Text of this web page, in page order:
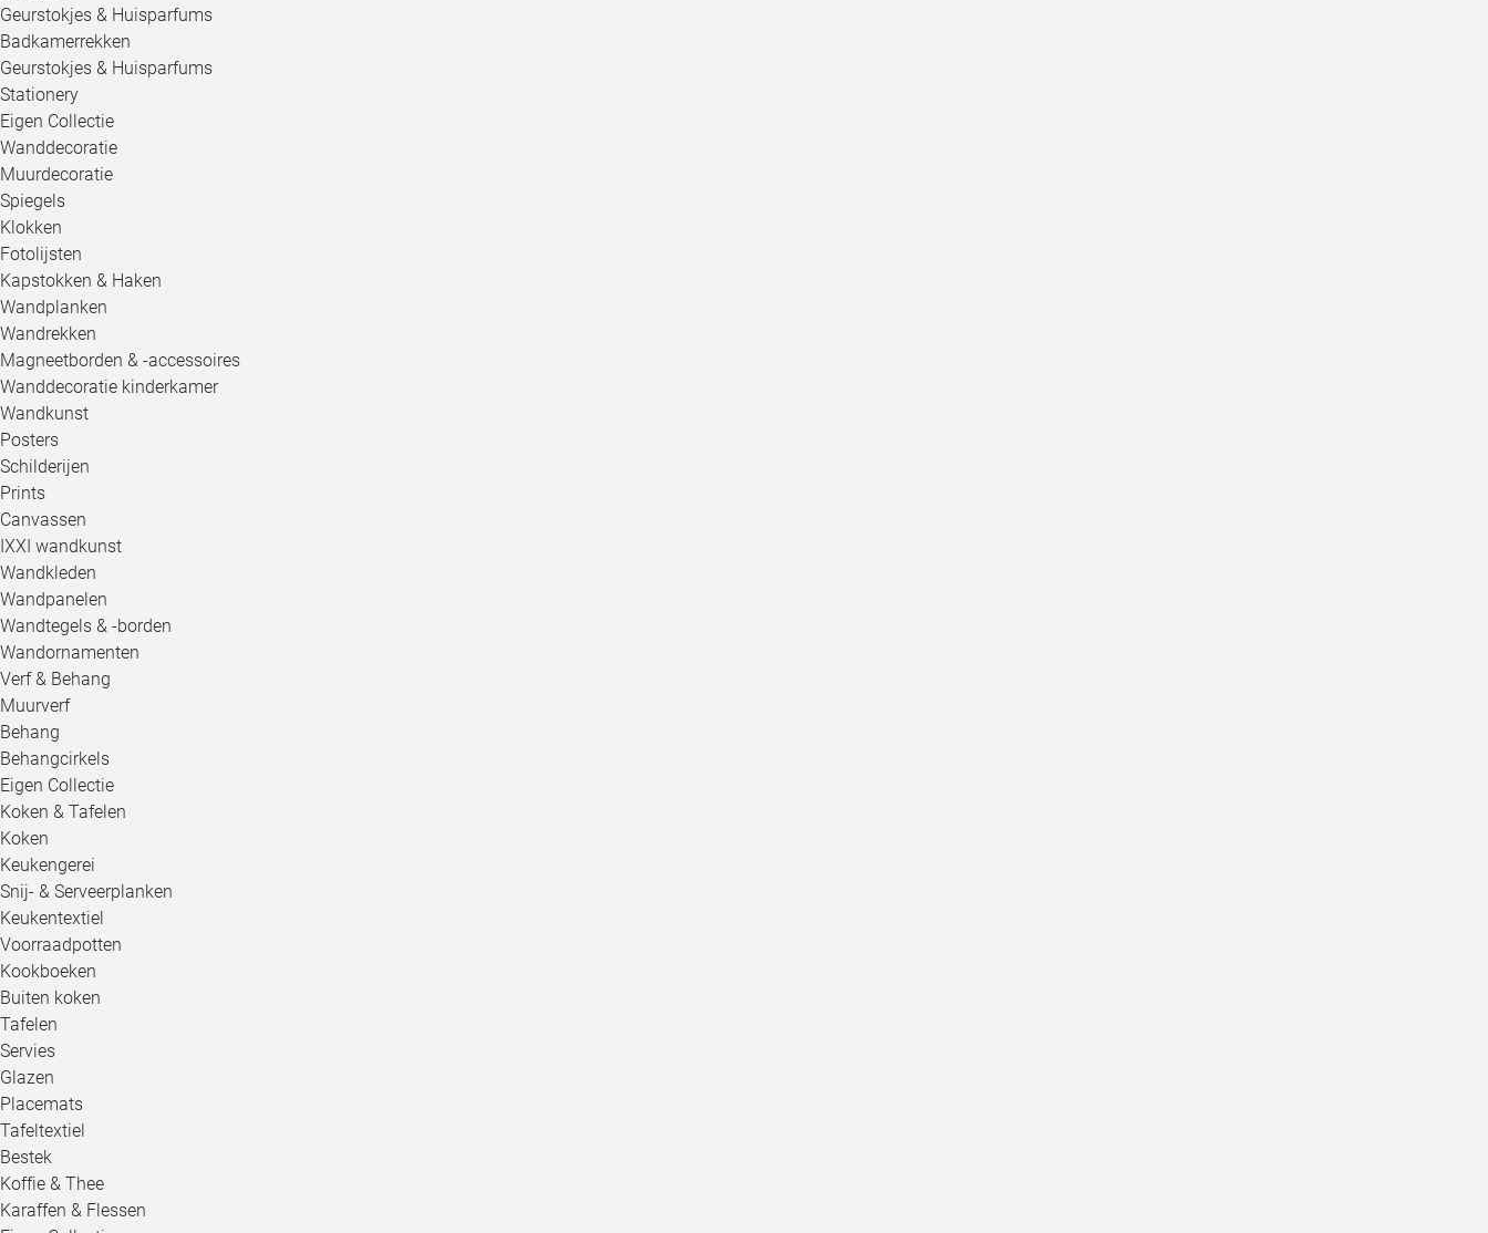
Geurstokjes & Huisparfums
Badkamerrekken
Geurstokjes & Huisparfums
Stationery
Eigen Collectie
Wanddecoratie
Muurdecoratie
Spiegels
Klokken
Fotolijsten
Kapstokken & Haken
Wandplanken
Wandrekken
Magneetborden & -accessoires
Wanddecoratie kinderkamer
Wandkunst
Posters
Schilderijen
Prints
Canvassen
IXXI wandkunst
Wandkleden
Wandpanelen
Wandtegels & -borden
Wandornamenten
Verf & Behang
Muurverf
Behang
Behangcirkels
Eigen Collectie
Koken & Tafelen
Koken
Keukengerei
Snij- & Serveerplanken
Keukentextiel
Voorraadpotten
Kookboeken
Buiten koken
Tafelen
Servies
Glazen
Placemats
Tafeltextiel
Bestek
Koffie & Thee
Karaffen & Flessen